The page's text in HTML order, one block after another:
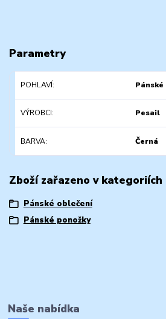
Parametry
POHLAVÍ Pánské
VÝROBCI Pesail
BARVA Černá
Zboží zařazeno v kategoriích
Pánské oblečení
Pánské ponožky
Naše nabídka